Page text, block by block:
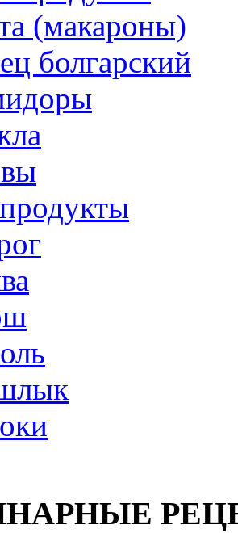
(макароны)
болгарский